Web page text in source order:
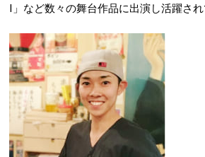
I」など数々の舞台作品に出演し活躍され